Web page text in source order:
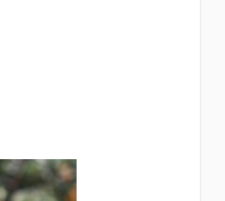
beliebig
vor allem bei
Ein Genuss